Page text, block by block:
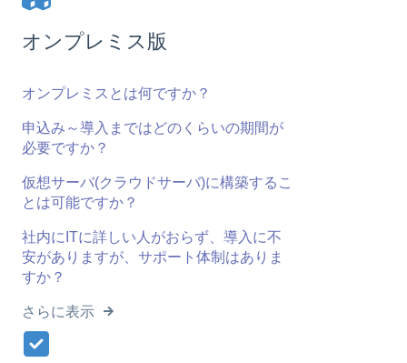
オンプレミス版
オンプレミスとは何ですか？
申込み～導入まではどのくらいの期間が
必要ですか？
仮想サーバ(クラウドサーバ)に構築するこ
とは可能ですか？
社内にITに詳しい人がおらず、導入に不
安がありますが、サポート体制はありま
すか？
さらに表示